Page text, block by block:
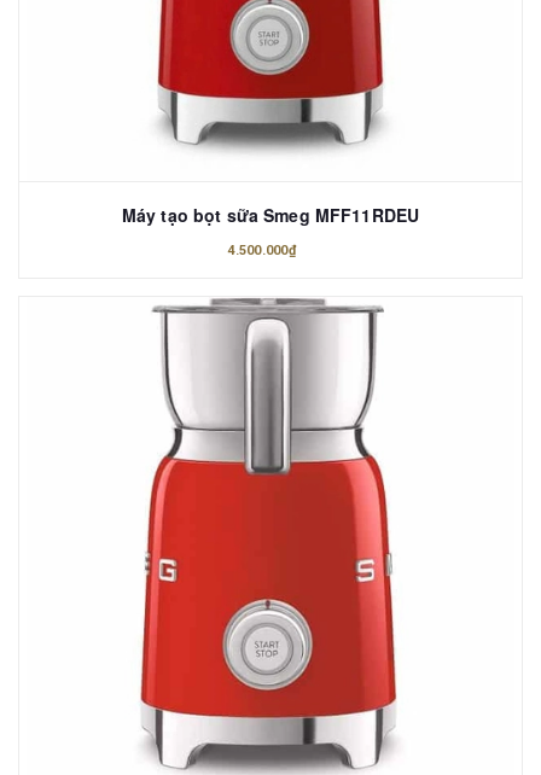
Máy tạo bọt sữa Smeg MFF11RDEU
4.500.000₫